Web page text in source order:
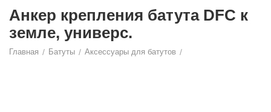
Анкер крепления батута DFC к
земле, универс.
Главная / Батуты / Аксессуары для батутов /